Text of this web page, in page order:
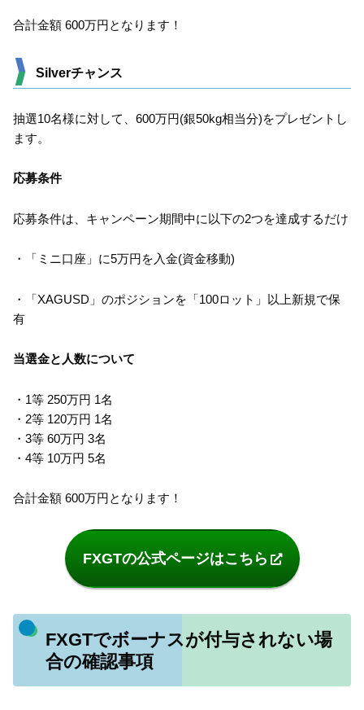
合計金額 600万円となります！
Silverチャンス
抽選10名様に対して、600万円(銀50kg相当分)をプレゼントし
ます。
応募条件
応募条件は、キャンペーン期間中に以下の2つを達成するだけ
・「ミニ口座」に5万円を入金(資金移動)
・「XAGUSD」のポジションを「100ロット」以上新規で保
有
当選金と人数について
・1等 250万円 1名
・2等 120万円 1名
・3等 60万円 3名
・4等 10万円 5名
合計金額 600万円となります！
FXGTの公式ページはこちら
FXGTでボーナスが付与されない場
合の確認事項